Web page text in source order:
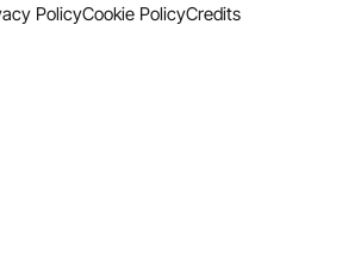
PolicyCookie PolicyCredits